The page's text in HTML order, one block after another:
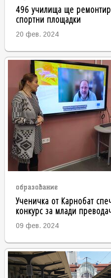
496 училища ще
спортни площадки
20 фев. 2024
образование
Ученичка от Карнобат
конкурс за млади
09 фев. 2024